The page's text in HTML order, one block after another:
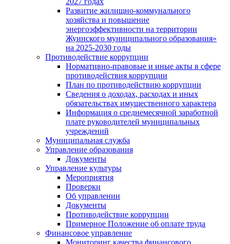
Развитие жилищно-коммунального
хозяйства и повышение
энергоэффективности на территории
Жуинского муниципального образования»
на 2025-2030 годы
Противодействие коррупции
Нормативно-правовые и иные акты в сфере
противодействия коррупции
План по противодействию коррупции
Сведения о доходах, расходах и иных
обязательствах имущественного характера
Информация о среднемесячной заработной
плате руководителей муниципальных
учреждений
Муниципальная служба
Управление образования
Документы
Управление культуры
Мероприятия
Проверки
Об управлении
Документы
Противодействие коррупции
Примерное Положение об оплате труда
Финансовое управление
Мониторинг качества финансового